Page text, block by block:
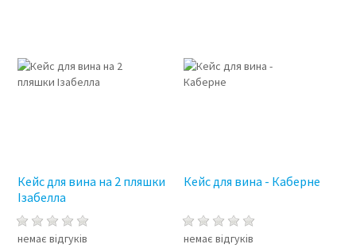
Кейс для вина на 2 пляшки
Ізабелла
немає відгуків
Кейс для вина - Каберне
немає відгуків